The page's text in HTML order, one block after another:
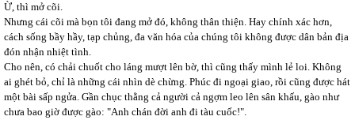
Ừ, thì mở cõi.
Nhưng cái cõi mà bọn tôi đang mở đó, không thân thiện. Hay chính xác hơn,
cách sống bầy hầy, tạp chủng, đa văn hóa của chúng tôi không được dân bản địa
đón nhận nhiệt tình.
Cho nên, có chải chuốt cho láng mượt lên bờ, thì cũng thấy mình lẻ loi. Không
ai ghét bỏ, chỉ là những cái nhìn dè chừng. Phúc đi ngoại giao, rồi cũng được hát
một bài sấp ngửa. Gần chục thằng cả người cả ngợm leo lên sân khấu, gào như
chưa bao giờ được gào: "Anh chán đời anh đi tàu cuốc!".